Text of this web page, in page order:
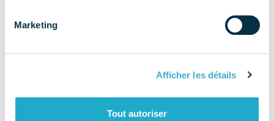
Marketing
Afficher les détails
Tout autoriser